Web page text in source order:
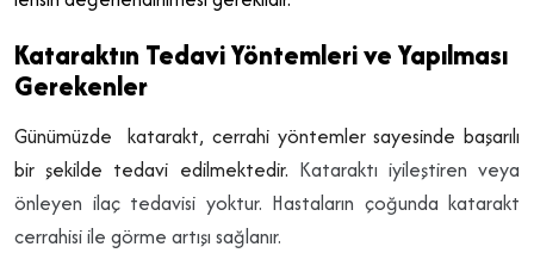
Kataraktın Tedavi Yöntemleri ve Yapılması
Gerekenler
Günümüzde katarakt, cerrahi yöntemler sayesinde başarılı
bir şekilde tedavi edilmektedir. Kataraktı iyileştiren veya
önleyen ilaç tedavisi yoktur. Hastaların çoğunda katarakt
cerrahisi ile görme artışı sağlanır.